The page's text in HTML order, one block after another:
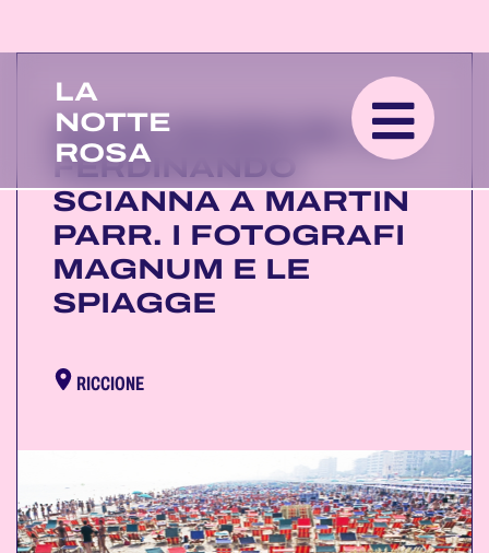
LA
NOTTE
ROSA
MARE MAGNUM. DA
FERDINANDO
SCIANNA A MARTIN
PARR. I FOTOGRAFI
MAGNUM E LE
SPIAGGE
RICCIONE